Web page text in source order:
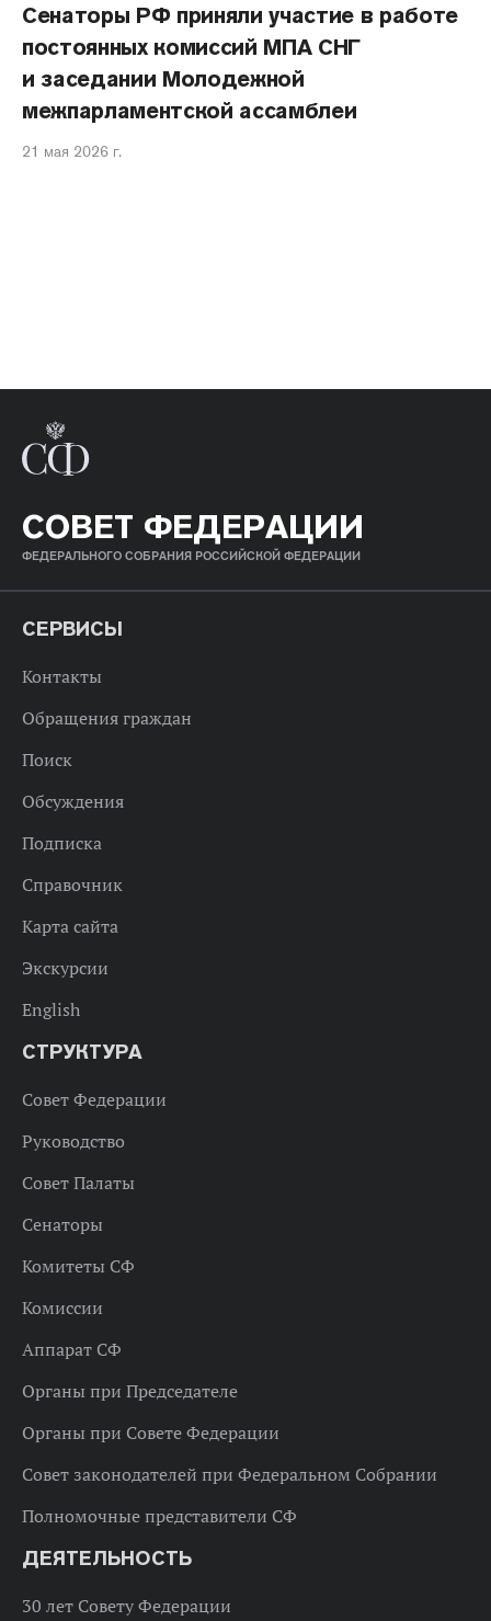
Сенаторы РФ приняли участие в работе
постоянных комиссий МПА СНГ
и заседании Молодежной
межпарламентской ассамблеи
21 мая 2026 г.
СОВЕТ ФЕДЕРАЦИИ
ФЕДЕРАЛЬНОГО СОБРАНИЯ РОССИЙСКОЙ ФЕДЕРАЦИИ
СЕРВИСЫ
Контакты
Обращения граждан
Поиск
Обсуждения
Подписка
Справочник
Карта сайта
Экскурсии
English
СТРУКТУРА
Совет Федерации
Руководство
Совет Палаты
Сенаторы
Комитеты СФ
Комиссии
Аппарат СФ
Органы при Председателе
Органы при Совете Федерации
Совет законодателей при Федеральном Собрании
Полномочные представители СФ
ДЕЯТЕЛЬНОСТЬ
30 лет Совету Федерации